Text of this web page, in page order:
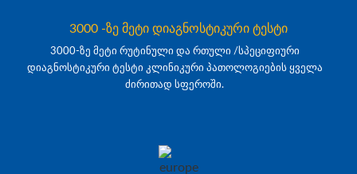
3000 -ზე მეტი დიაგნოსტიკური ტესტი
3000-ზე მეტი რუტინული და რთული /სპეციფიური
დიაგნოსტიკური ტესტი კლინიკური პათოლოგიების ყველა
ძირითად სფეროში.